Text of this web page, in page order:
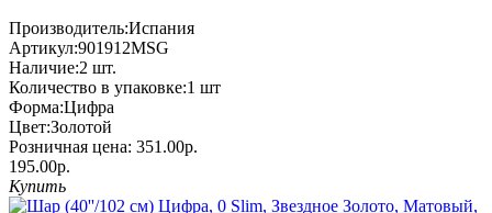
Производитель:Испания
Артикул:901912MSG
Наличие:2 шт.
Количество в упаковке:1 шт
Форма:Цифра
Цвет:Золотой
Розничная цена: 351.00р.
195.00р.
Купить